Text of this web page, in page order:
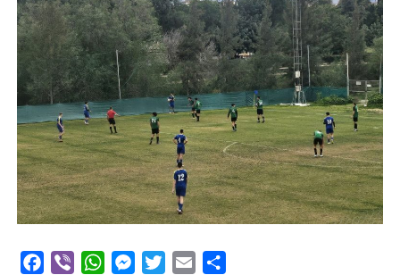
Facebook
Viber WhatsAppMessengerTwitterEmail